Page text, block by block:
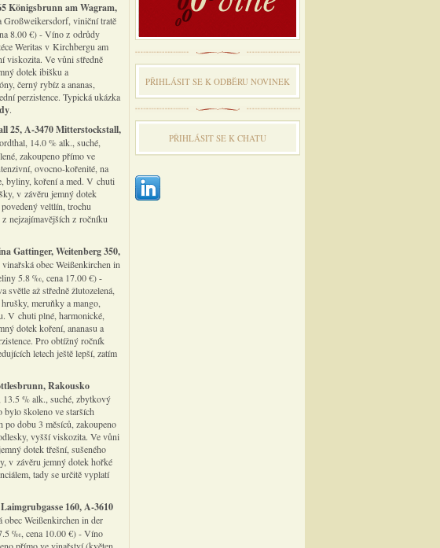
Königsbrunn am Wagram,
Großweikersdorf, viniční tratě
8.00 €) - Víno z odrůdy
Weritas v Kirchbergu am
viskozita. Ve vůni středně
dotek ibišku a
černý rybíz a ananas,
perzistence. Typická ukázka
.
25, A-3470 Mitterstockstall,
14.0 % alk., suché,
zakoupeno přímo ve
ovocno-kořenité, na
byliny, koření a med. V chuti
v závěru jemný dotek
veltlín, trochu
nejzajímavějších z ročníku
Gattinger, Weitenberg 350,
obec Weißenkirchen in
5.8 ‰, cena 17.00 €) -
až středně žlutozelená,
meruňky a mango,
V chuti plné, harmonické,
dotek koření, ananasu a
Pro obtížný ročník
letech ještě lepší, zatím
Rakousko
% alk., suché, zbytkový
školeno ve starších
po dobu 3 měsíců, zakoupeno
vyšší viskozita. Ve vůni
dotek třešní, sušeného
v závěru jemný dotek hořké
tady se určitě vyplatí
160, A-3610
obec Weißenkirchen in der
‰, cena 10.00 €) - Víno
PŘIHLÁSIT SE K ODBĔRU NOVINEK
PŘIHLÁSIT SE K CHATU